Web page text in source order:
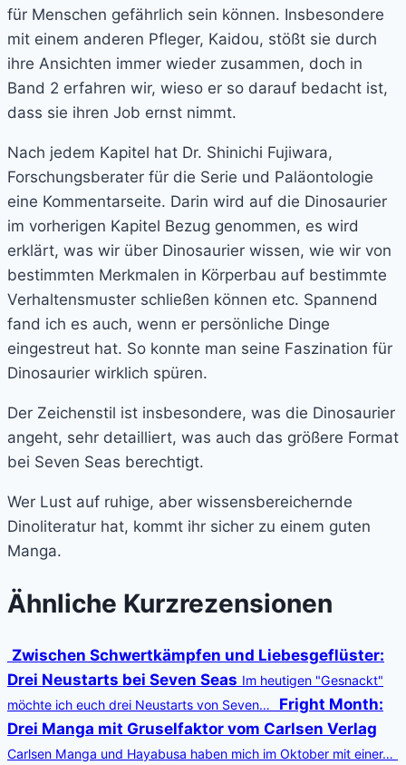
für Menschen gefährlich sein können. Insbesondere
mit einem anderen Pfleger, Kaidou, stößt sie durch
ihre Ansichten immer wieder zusammen, doch in
Band 2 erfahren wir, wieso er so darauf bedacht ist,
dass sie ihren Job ernst nimmt.
Nach jedem Kapitel hat Dr. Shinichi Fujiwara,
Forschungsberater für die Serie und Paläontologie
eine Kommentarseite. Darin wird auf die Dinosaurier
im vorherigen Kapitel Bezug genommen, es wird
erklärt, was wir über Dinosaurier wissen, wie wir von
bestimmten Merkmalen in Körperbau auf bestimmte
Verhaltensmuster schließen können etc. Spannend
fand ich es auch, wenn er persönliche Dinge
eingestreut hat. So konnte man seine Faszination für
Dinosaurier wirklich spüren.
Der Zeichenstil ist insbesondere, was die Dinosaurier
angeht, sehr detailliert, was auch das größere Format
bei Seven Seas berechtigt.
Wer Lust auf ruhige, aber wissensbereichernde
Dinoliteratur hat, kommt ihr sicher zu einem guten
Manga.
Ähnliche Kurzrezensionen
Zwischen Schwertkämpfen und Liebesgeflüster:
Drei Neustarts bei Seven Seas Im heutigen "Gesnackt"
möchte ich euch drei Neustarts von Seven…
Fright Month:
Drei Manga mit Gruselfaktor vom Carlsen Verlag
Carlsen Manga und Hayabusa haben mich im Oktober mit einer…